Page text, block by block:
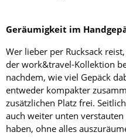
Geräumigkeit im
Wer lieber per Rucksack
der work&travel-Kollektion
nachdem, wie viel Gepäck
entweder kompakter
zusätzlichen Platz frei.
auch weiter unten
haben, ohne alles